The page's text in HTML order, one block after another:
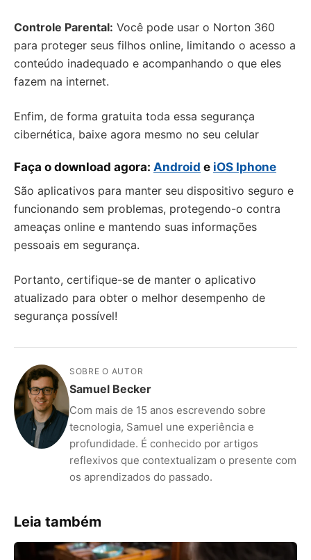
Controle Parental: Você pode usar o Norton 360
para proteger seus filhos online, limitando o acesso a
conteúdo inadequado e acompanhando o que eles
fazem na internet.
Enfim, de forma gratuita toda essa segurança
cibernética, baixe agora mesmo no seu celular
Faça o download agora: Android e iOS Iphone
São aplicativos para manter seu dispositivo seguro e
funcionando sem problemas, protegendo-o contra
ameaças online e mantendo suas informações
pessoais em segurança.
Portanto, certifique-se de manter o aplicativo
atualizado para obter o melhor desempenho de
segurança possível!
SOBRE O AUTOR
Samuel Becker
Com mais de 15 anos escrevendo sobre
tecnologia, Samuel une experiência e
profundidade. É conhecido por artigos
reflexivos que contextualizam o presente com
os aprendizados do passado.
Leia também